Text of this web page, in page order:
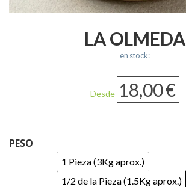
LA OLMEDA
en stock:
Desde 18,00€
PESO
1 Pieza (3Kg aprox.)
1/2 de la Pieza (1.5Kg aprox.)